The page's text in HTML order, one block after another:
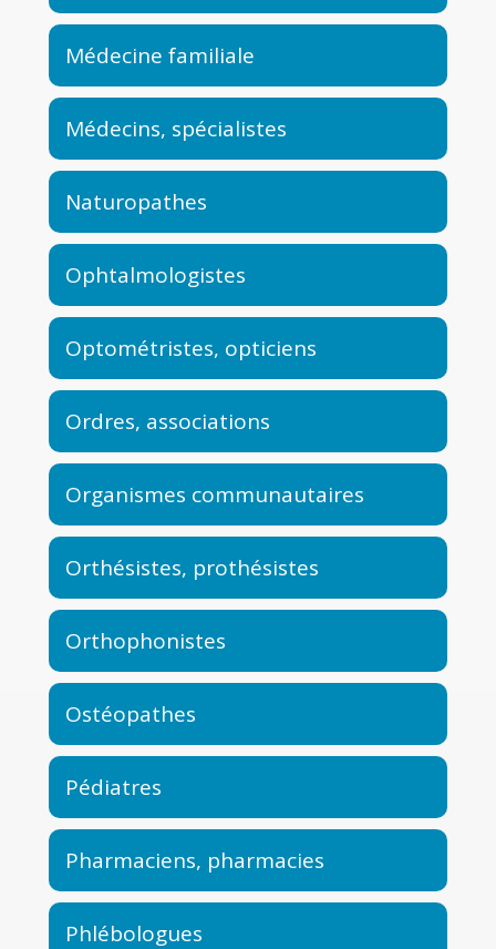
Médecine familiale
Médecins, spécialistes
Naturopathes
Ophtalmologistes
Optométristes, opticiens
Ordres, associations
Organismes communautaires
Orthésistes, prothésistes
Orthophonistes
Ostéopathes
Pédiatres
Pharmaciens, pharmacies
Phlébologues